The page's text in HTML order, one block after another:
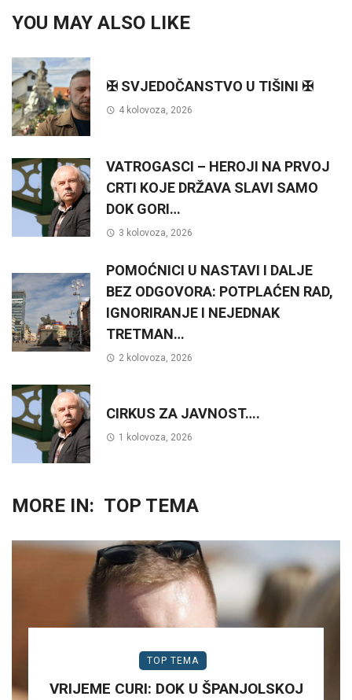
YOU MAY ALSO LIKE
✠ SVJEDOČANSTVO U TIŠINI ✠
4 kolovoza, 2026
VATROGASCI – HEROJI NA PRVOJ
CRTI KOJE DRŽAVA SLAVI SAMO
DOK GORI…
3 kolovoza, 2026
POMOĆNICI U NASTAVI I DALJE
BEZ ODGOVORA: POTPLAĆEN RAD,
IGNORIRANJE I NEJEDNAK
TRETMAN…
2 kolovoza, 2026
CIRKUS ZA JAVNOST….
1 kolovoza, 2026
MORE IN: TOP TEMA
TOP TEMA
VRIJEME CURI: DOK U ŠPANJOLSKOJ